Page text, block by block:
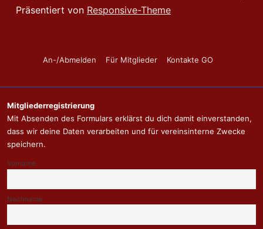
Präsentiert von Responsive-Theme
Footer-
An-/Abmelden Für Mitglieder Kontakte GO
Mitgliederregistrierung
Mit Absenden des Formulars erklärst du dich damit einverstanden,
dass wir deine Daten verarbeiten und für vereinsinterne Zwecke
speichern.
Vorname
Nachname